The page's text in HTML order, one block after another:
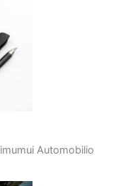
Automobilio